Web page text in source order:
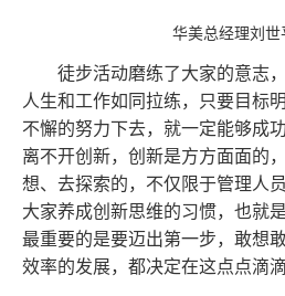
华美总经理刘世
徒步活动磨练了大家的意志，
人生和工作如同拉练，只要目标
不懈的努力下去，就一定能够成
离不开创新，创新是方方面面的
想、去探索的，不仅限于管理人
大家养成创新思维的习惯，也就
最重要的是要迈出第一步，敢想
效率的发展，都决定在这点点滴